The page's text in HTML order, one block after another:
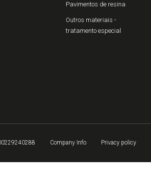
Pavimentos de resina
Outros materiais -
tratamento especial
Company Info Privacy policy